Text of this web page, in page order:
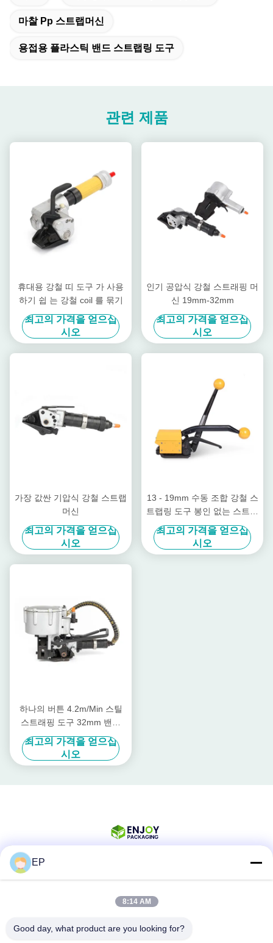
마찰 Pp 스트랩머신
용접용 플라스틱 밴드 스트랩링 도구
관련 제품
휴대용 강철 띠 도구 가 사용
하기 쉽 는 강철 coil 를 묶기
최고의 가격을 얻으십
시오
인기 공압식 강철 스트래핑 머
신 19mm-32mm
최고의 가격을 얻으십
시오
가장 값싼 기압식 강철 스트랩
머신
최고의 가격을 얻으십
시오
13 - 19mm 수동 조합 강철 스
트랩링 도구 봉인 없는 스트랩
링 도구
최고의 가격을 얻으십
시오
하나의 버튼 4.2m/Min 스틸
스트래핑 도구 32mm 밴드
Pneumatic 스틸 스트래핑 머
신
최고의 가격을 얻으십
시오
EP
8:14 AM
Good day, what product are you looking for?